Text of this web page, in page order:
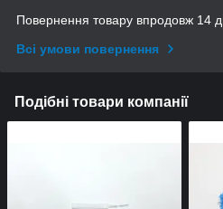
Повернення товару впродовж 14
Всі умови повернення
Подібні товари компанії